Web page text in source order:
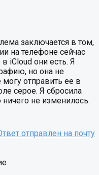
заключается в том,
на телефоне сейчас
iCloud они есть. Я
но она не
могу отправить ее в
серое. Я сбросила
ничего не изменилось.